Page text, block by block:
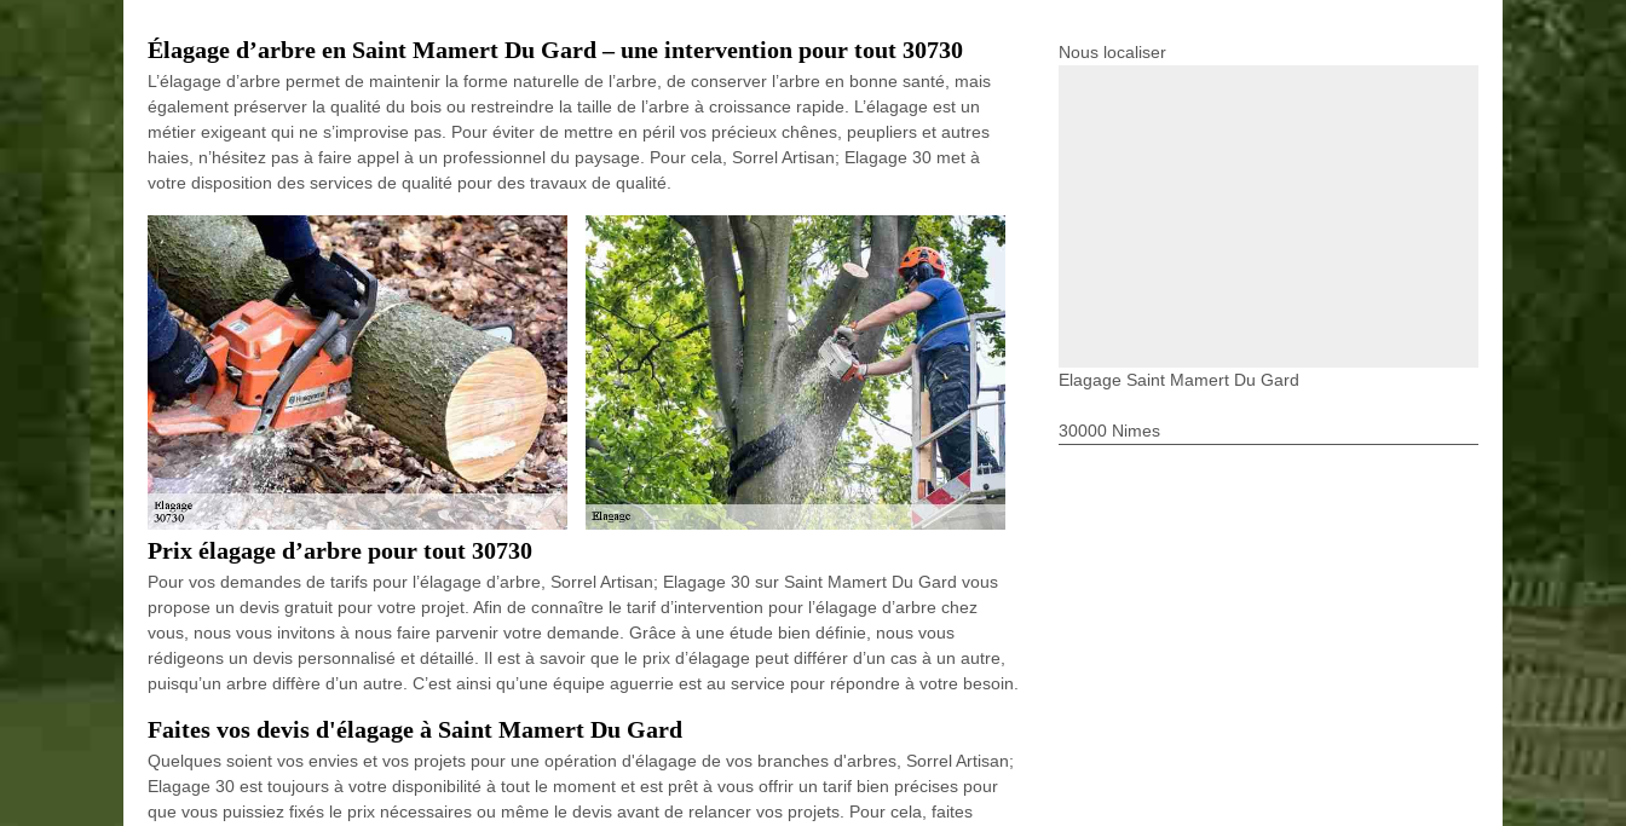
Élagage d’arbre en Saint Mamert Du Gard – une intervention pour tout 30730
L’élagage d’arbre permet de maintenir la forme naturelle de l’arbre, de conserver l’arbre en bonne santé, mais
également préserver la qualité du bois ou restreindre la taille de l’arbre à croissance rapide. L’élagage est un
métier exigeant qui ne s’improvise pas. Pour éviter de mettre en péril vos précieux chênes, peupliers et autres
haies, n’hésitez pas à faire appel à un professionnel du paysage. Pour cela, Sorrel Artisan; Elagage 30 met à
votre disposition des services de qualité pour des travaux de qualité.
Prix élagage d’arbre pour tout 30730
Pour vos demandes de tarifs pour l’élagage d’arbre, Sorrel Artisan; Elagage 30 sur Saint Mamert Du Gard vous
propose un devis gratuit pour votre projet. Afin de connaître le tarif d’intervention pour l’élagage d’arbre chez
vous, nous vous invitons à nous faire parvenir votre demande. Grâce à une étude bien définie, nous vous
rédigeons un devis personnalisé et détaillé. Il est à savoir que le prix d’élagage peut différer d’un cas à un autre,
puisqu’un arbre diffère d’un autre. C’est ainsi qu’une équipe aguerrie est au service pour répondre à votre besoin.
Faites vos devis d'élagage à Saint Mamert Du Gard
Quelques soient vos envies et vos projets pour une opération d'élagage de vos branches d'arbres, Sorrel Artisan;
Elagage 30 est toujours à votre disponibilité à tout le moment et est prêt à vous offrir un tarif bien précises pour
que vous puissiez fixés le prix nécessaires ou même le devis avant de relancer vos projets. Pour cela, faites
Nous localiser
Elagage Saint Mamert Du Gard
30000 Nimes